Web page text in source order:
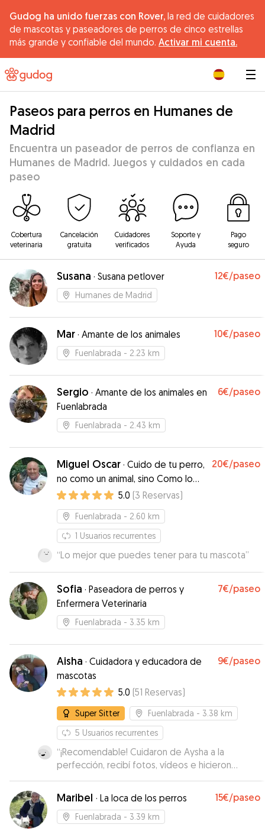
Gudog ha unido fuerzas con Rover, la red de cuidadores
de mascotas y paseadores de perros de cinco estrellas
más grande y confiable del mundo. Activar mi cuenta.
Paseos para perros en Humanes de
Madrid
Encuentra un paseador de perros de confianza en
Humanes de Madrid. Juegos y cuidados en cada
paseo
Cobertura
veterinaria
Cancelación
gratuita
Cuidadores
verificados
Soporte y
Ayuda
Pago
seguro
Susana · Susana petlover 12€/paseo
Humanes de Madrid
Mar · Amante de los animales 10€/paseo
Fuenlabrada - 2.23 km
Sergio · Amante de los animales en
Fuenlabrada
6€/paseo
Fuenlabrada - 2.43 km
Miguel Oscar · Cuido de tu perro,
no como un animal, sino Como lo
que es: parte de tu familia
20€/paseo
5.0 (3 Reservas)
Fuenlabrada - 2.60 km
1 Usuarios recurrentes
“Lo mejor que puedes tener para tu mascota”
Sofia · Paseadora de perros y
Enfermera Veterinaria
7€/paseo
Fuenlabrada - 3.35 km
Aisha · Cuidadora y educadora de
mascotas
9€/paseo
5.0 (51 Reservas)
Super Sitter Fuenlabrada - 3.38 km
5 Usuarios recurrentes
“¡Recomendable! Cuidaron de Aysha a la
perfección, recibí fotos, vídeos e hicieron
muchos planes con ella, también estuvieron
pendientes de mi gatita en nuestro domicilio,
repetiremos sin duda. Muchas gracias por todo.”
Maribel · La loca de los perros 15€/paseo
Fuenlabrada - 3.39 km